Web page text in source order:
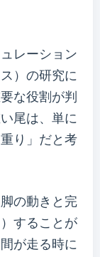
レーション
）の研究に
な役割が判
尾は、単に
り」だと考
の動きと完
することが
が走る時に